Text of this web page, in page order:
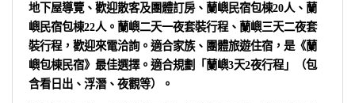
地下屋導覽、歡迎散客及團體訂房、蘭嶼民宿包棟20人、蘭
嶼民宿包棟22人。蘭嶼二天一夜套裝行程、蘭嶼三天二夜套
裝行程，歡迎來電洽詢。適合家族、團體旅遊住宿，是《蘭
嶼包棟民宿》最佳選擇。適合規劃「蘭嶼3天2夜行程」（包
含看日出、浮潛、夜觀等）。